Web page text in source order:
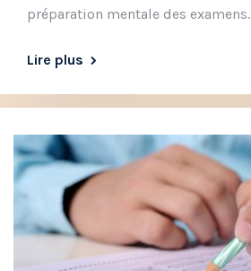
préparation mentale des examens.
Lire plus